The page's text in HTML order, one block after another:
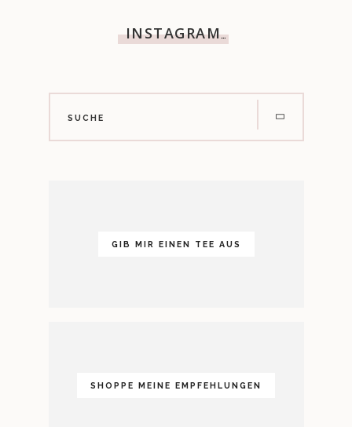
INSTAGRAM…
GIB MIR EINEN TEE AUS
SHOPPE MEINE EMPFEHLUNGEN